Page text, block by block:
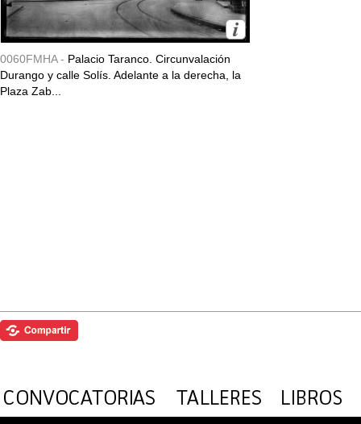
0060FMHA - Palacio Taranco. Circunvalación
Durango y calle Solís. Adelante a la derecha, la
Plaza Zab...